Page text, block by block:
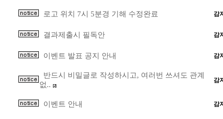
로고 위치 7시 5분경 기해 수정완료 감
결과제출시 필독안 감
이벤트 발표 공지 안내 감
반드시 비밀글로 작성하시고, 여러번 쓰셔도 관계
없..
[2]
감
이벤트 안내 감